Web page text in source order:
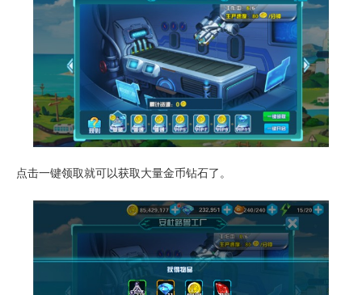
点击一键领取就可以获取大量金币钻石了。